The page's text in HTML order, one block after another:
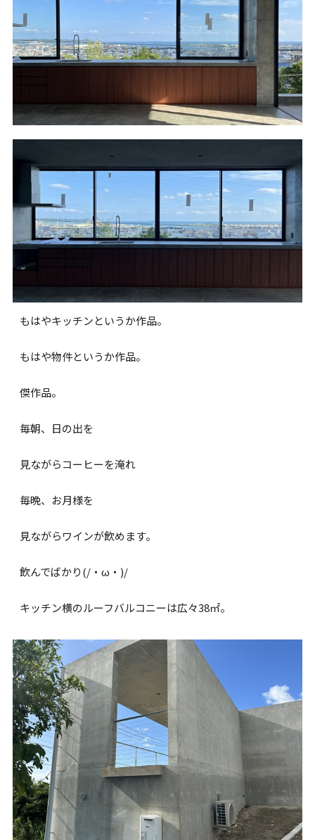
もはやキッチンというか作品。
もはや物件というか作品。
傑作品。
毎朝、日の出を
見ながらコーヒーを淹れ
毎晩、お月様を
見ながらワインが飲めます。
飲んでばかり(/・ω・)/
キッチン横のルーフバルコニーは広々38㎡。